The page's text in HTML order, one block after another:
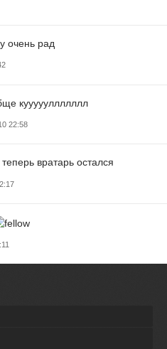
очень рад
куууууллллллл
22:58
вратарь остался